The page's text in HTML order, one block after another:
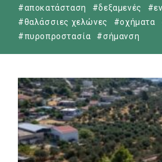
#αποκατάσταση
#δεξαμενές
#θαλάσσιες χελώνες
#οχήματα
#πυροπροστασία
#σήμανση